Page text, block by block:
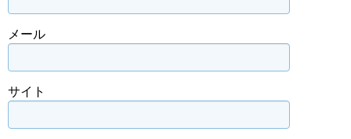
メール
サイト